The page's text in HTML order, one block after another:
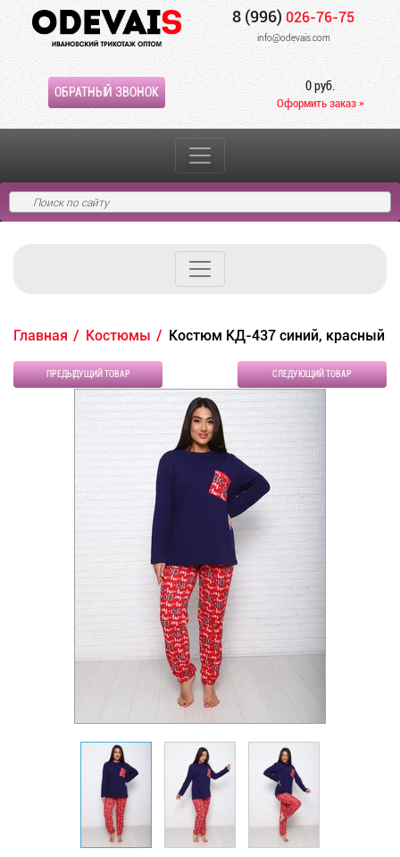
8 (996) 026-76-75
info@odevais.com
ОБРАТНЫЙ ЗВОНОК 0 руб.
Оформить заказ »
Главная Костюмы Костюм КД-437 синий, красный
ПРЕДЫДУЩИЙ ТОВАР СЛЕДУЮЩИЙ ТОВАР